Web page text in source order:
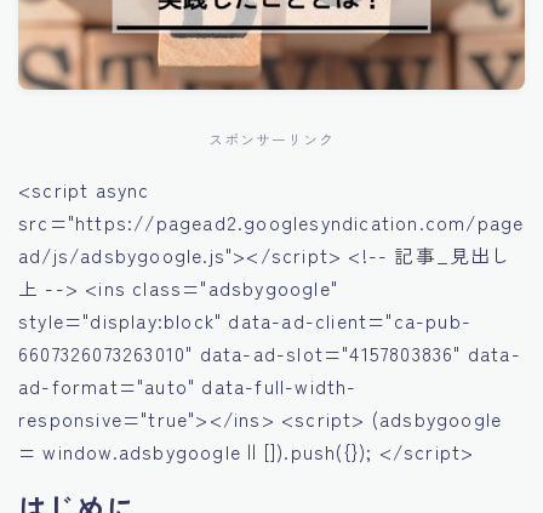
スポンサーリンク
<script async
src="https://pagead2.googlesyndication.com/page
ad/js/adsbygoogle.js"></script> <!-- 記事_見出し
上 --> <ins class="adsbygoogle"
style="display:block" data-ad-client="ca-pub-
6607326073263010" data-ad-slot="4157803836" data-
ad-format="auto" data-full-width-
responsive="true"></ins> <script> (adsbygoogle
= window.adsbygoogle || []).push({}); </script>